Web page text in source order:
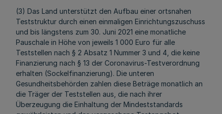
(3) Das Land unterstützt den Aufbau einer ortsnahen
Teststruktur durch einen einmaligen Einrichtungszuschuss
und bis längstens zum 30. Juni 2021 eine monatliche
Pauschale in Höhe von jeweils 1 000 Euro für alle
Teststellen nach § 2 Absatz 1 Nummer 3 und 4, die keine
Finanzierung nach § 13 der Coronavirus-Testverordnung
erhalten (Sockelfinanzierung). Die unteren
Gesundheitsbehörden zahlen diese Beträge monatlich an
die Träger der Teststellen aus, die nach ihrer
Überzeugung die Einhaltung der Mindeststandards